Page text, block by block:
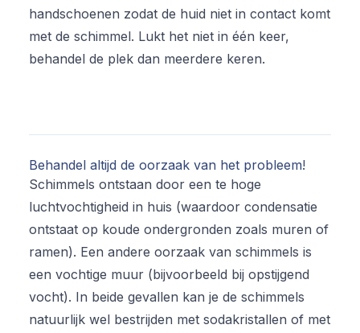
handschoenen zodat de huid niet in contact komt
met de schimmel. Lukt het niet in één keer,
behandel de plek dan meerdere keren.
Behandel altijd de oorzaak van het probleem!
Schimmels ontstaan door een te hoge
luchtvochtigheid in huis (waardoor condensatie
ontstaat op koude ondergronden zoals muren of
ramen). Een andere oorzaak van schimmels is
een vochtige muur (bijvoorbeeld bij opstijgend
vocht). In beide gevallen kan je de schimmels
natuurlijk wel bestrijden met sodakristallen of met